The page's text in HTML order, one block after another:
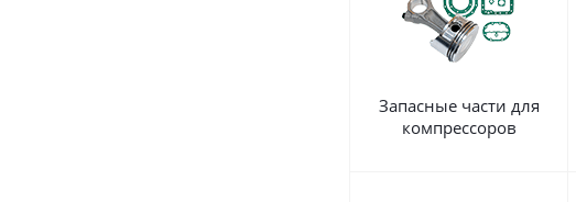
Запасные части для
компрессоров